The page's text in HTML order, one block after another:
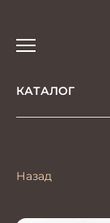
КАТАЛОГ
Назад